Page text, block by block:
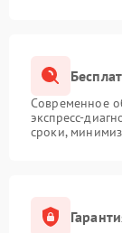
Современное
экспресс-
сроки,